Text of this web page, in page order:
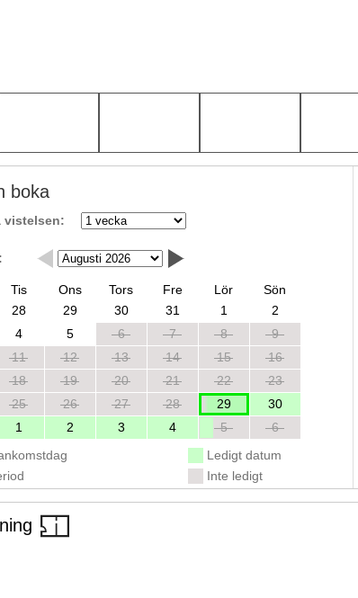
boka
vistelsen:
Tis Ons Tors Fre Lör
Sön
28 29 30 31 1
2
4 5 6 7 8
9
11 12 13 14 15
16
18 19 20 21 22
23
25 26 27 28 29
30
1 2 3 4 5
6
Ledigt datum
Inte ledigt